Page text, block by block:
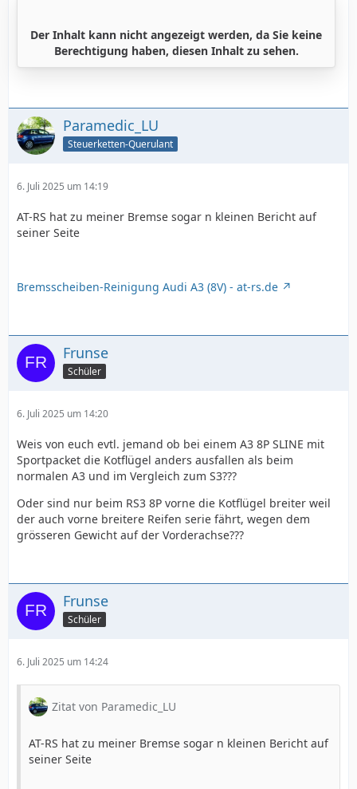
Der Inhalt kann nicht angezeigt werden, da Sie keine
Berechtigung haben, diesen Inhalt zu sehen.
Paramedic_LU
Steuerketten-Querulant
6. Juli 2025 um 14:19
AT-RS hat zu meiner Bremse sogar n kleinen Bericht auf
seiner Seite
Bremsscheiben-Reinigung Audi A3 (8V) - at-rs.de
Frunse
Schüler
6. Juli 2025 um 14:20
Weis von euch evtl. jemand ob bei einem A3 8P SLINE mit
Sportpacket die Kotflügel anders ausfallen als beim
normalen A3 und im Vergleich zum S3???
Oder sind nur beim RS3 8P vorne die Kotflügel breiter weil
der auch vorne breitere Reifen serie fährt, wegen dem
grösseren Gewicht auf der Vorderachse???
Frunse
Schüler
6. Juli 2025 um 14:24
Zitat von Paramedic_LU
AT-RS hat zu meiner Bremse sogar n kleinen Bericht auf
seiner Seite